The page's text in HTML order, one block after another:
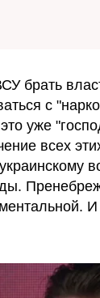
брать
с
уже
всех